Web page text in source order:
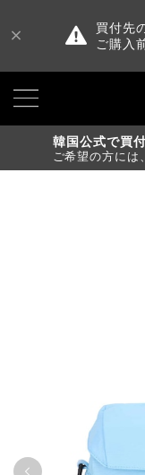
買付先
ご購入
韓国公式で買
ご希望の方には